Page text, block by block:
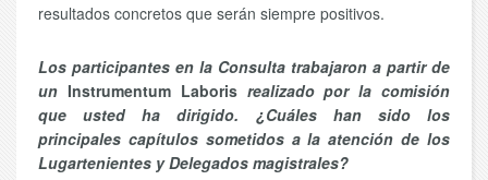
resultados concretos que serán siempre positivos.
Los participantes en la Consulta trabajaron a partir de
un Instrumentum Laboris realizado por la comisión
que usted ha dirigido. ¿Cuáles han sido los
principales capítulos sometidos a la atención de los
Lugartenientes y Delegados magistrales?